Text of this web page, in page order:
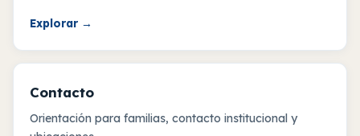
Explorar →
Contacto
Orientación para familias, contacto institucional y